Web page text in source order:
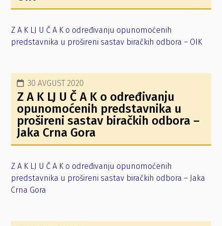
Z A K LJ U Č A K o određivanju opunomoćenih
predstavnika u prošireni sastav biračkih odbora – OIK
30 AVGUST 2020
Z A K LJ U Č A K o određivanju
opunomoćenih predstavnika u
prošireni sastav biračkih odbora –
Jaka Crna Gora
Z A K LJ U Č A K o određivanju opunomoćenih
predstavnika u prošireni sastav biračkih odbora – Jaka
Crna Gora